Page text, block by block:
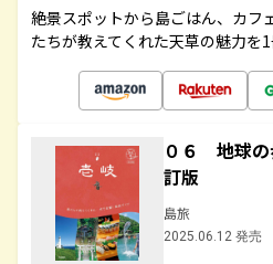
絶景スポットから島ごはん、カフ
たちが教えてくれた天草の魅力を
０６ 地球
訂版
島旅
2025.06.12 発売